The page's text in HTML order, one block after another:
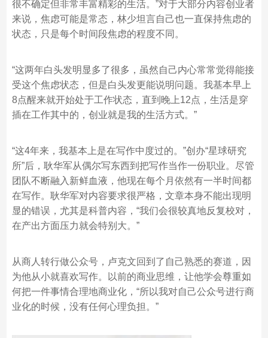
很不确定但非常丰富精彩的生活。”对于大部分内容创业者
来说，焦虑可能是常态，林少坦言自己也一直保持焦虑的
状态，只是每个时间段焦虑的程度不同。
“这两年白头发明显多了很多，虽然自己内心常常觉得能接
受这个焦虑状态，但是白头发更能说明问题。我基本早上
8点醒来就开始处于工作状态，直到晚上12点，生活是穿
插在工作其中的，创业就是我的生活方式。”
“这4年来，我基本上是在写作中度过的。”创办“星球研究
所”后，耿华军从偶尔写东西到把写作当作一份职业。尽管
团队不断融入新鲜血液，他现在每个月依然有一半时间都
在写作。耿华军对内容要求很严格，文章本身不能出现明
显的错误，尤其是科普内容，“我们会很较真地反复校对，
在产出方面压力就会特别大。”
从商人转行做公众号，卢克文回到了自己熟悉的赛道，因
为他从小就喜欢写作。以前的商业思维，让他学会尊重如
何把一件事情合理地商业化，“所以我对自己公众号进行商
业化的时候，没有任何心理负担。”